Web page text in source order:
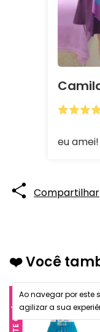
Ao navegar por este
agilizar a sua
eu
Compartilhar
❤️ Você
FRETE GRÁTIS